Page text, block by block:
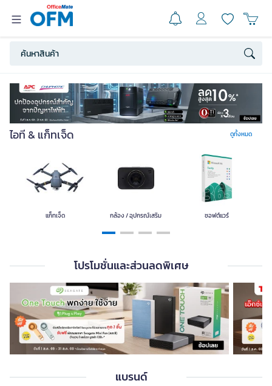
แก็ทเจ็ด คอมพิวเตอร์
เสริม
อุปกรณ์จัดเก็บข้อมูล
อุปกรณ์เน็ตเวิร์ค อุปกรณ์ประกอบคอม
อุปกรณ์เสริม
คอมพิวเตอร์
อุปกรณ์เสริมแก็ทเจ็ด
แสดงน้อยลง
ไอที & แก็ทเจ็ด
แก็ทเจ็ด กล้อง / อุปกรณ์เสริม ซอฟต์แวร์
ดูทั้งหมด
โปรโมชั่นและส่วนลดพิเศษ
แบรนด์